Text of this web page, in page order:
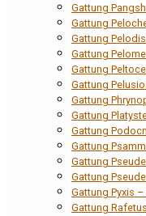
Gattung
Gattung
Gattung
Gattung
Gattung
Gattung
Gattung
Gattung
Gattung
Gattung
Gattung
Gattung
Gattung Pyxis
Gattung Rafetus